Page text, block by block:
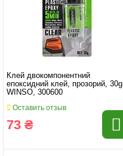
Клей двокомпонентний
епоксидний клей, прозорий, 30g
WINSO, 300600
Оставить отзыв
73 ₴